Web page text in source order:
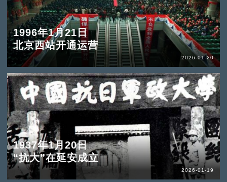
1996年1月21日
北京西站开通运营
2026-01-20
1937年1月20日
“抗大”在延安成立
2026-01-19